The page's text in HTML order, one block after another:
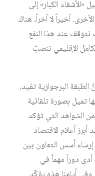
الكبار» إلى
أخيراً لا آخراً، هناك
نتوقف عند هذا النفع
الإقليمي تنصبّ
البرجوازية تفيد،
تميل بصورة تلقائية
الشواهد التي تؤكد
أعلام الاقتصاد
أسس التعاون بين
دوراً مهماً في